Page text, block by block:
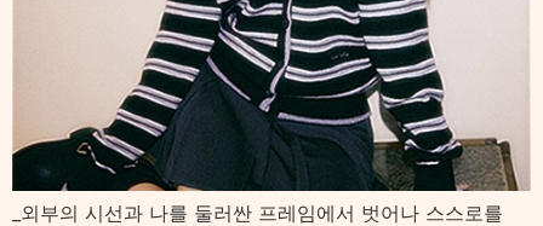
_외부의 시선과 나를 둘러싼 프레임에서 벗어나 스스로를